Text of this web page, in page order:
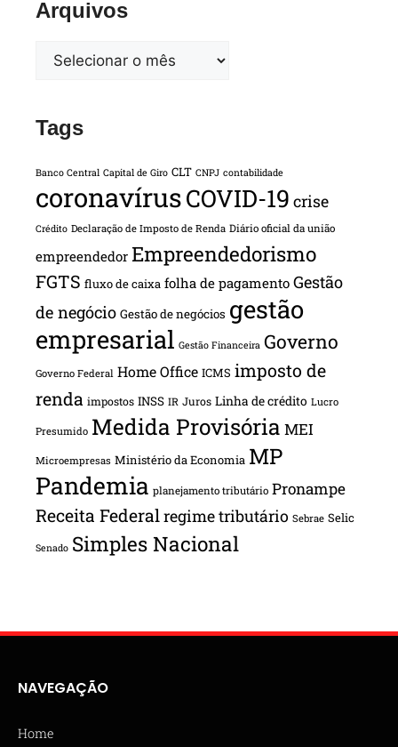
Arquivos
Tags
Banco Central Capital de Giro CLT CNPJ contabilidade
coronavírusCOVID-19 crise
Crédito Declaração de Imposto de Renda Diário oficial da união
empreendedor Empreendedorismo
FGTS fluxo de caixa folha de pagamento Gestão
de negócio Gestão de negócios gestão
empresarial Gestão Financeira Governo
Governo Federal Home Office ICMS imposto de
renda impostos INSS IR Juros Linha de crédito Lucro
Presumido Medida Provisória MEI
Microempresas Ministério da Economia MP
Pandemia planejamento tributário Pronampe
Receita Federalregime tributário Sebrae Selic
Senado Simples Nacional
NAVEGAÇÃO
Home